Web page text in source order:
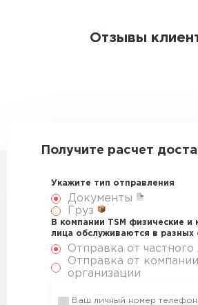
Отзывы
Получите расчет
Укажите тип отправления
Документы
Груз
В компании TSM физические и
лица обслуживаются в разных
Отправка от частного
Отправка от
организации